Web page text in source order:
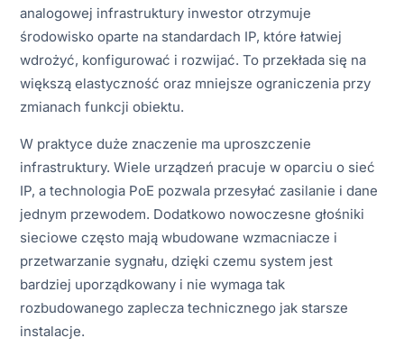
analogowej infrastruktury inwestor otrzymuje
środowisko oparte na standardach IP, które łatwiej
wdrożyć, konfigurować i rozwijać. To przekłada się na
większą elastyczność oraz mniejsze ograniczenia przy
zmianach funkcji obiektu.
W praktyce duże znaczenie ma uproszczenie
infrastruktury. Wiele urządzeń pracuje w oparciu o sieć
IP, a technologia PoE pozwala przesyłać zasilanie i dane
jednym przewodem. Dodatkowo nowoczesne głośniki
sieciowe często mają wbudowane wzmacniacze i
przetwarzanie sygnału, dzięki czemu system jest
bardziej uporządkowany i nie wymaga tak
rozbudowanego zaplecza technicznego jak starsze
instalacje.